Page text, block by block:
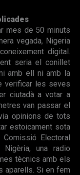
mes de 50 minuts
vegada, Nigeria
digital.
seria el conillet
amb ell ni amb la
verificar les seves
ciutadà a votar a
van passar el
opinions de tots
estoicament sota
Electoral
una radio
tècnics amb els
aparells. Si en fem